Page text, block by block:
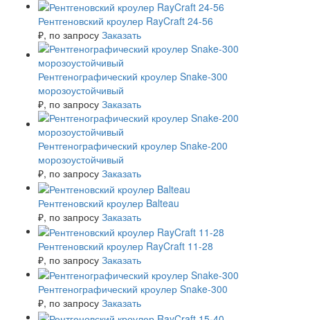
Рентгеновский кроулер RayCraft 24-56
₽, по запросу Заказать
Рентгенографический кроулер Snake-300
морозоустойчивый
₽, по запросу Заказать
Рентгенографический кроулер Snake-200
морозоустойчивый
₽, по запросу Заказать
Рентгеновский кроулер Balteau
₽, по запросу Заказать
Рентгеновский кроулер RayCraft 11-28
₽, по запросу Заказать
Рентгенографический кроулер Snake-300
₽, по запросу Заказать